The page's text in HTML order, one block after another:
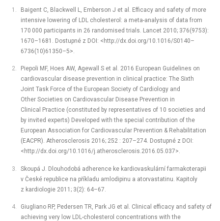
Baigent C, Blackwell L, Emberson J et al. Efficacy and safety of more
intensive lowering of LDL cholesterol: a meta-analysis of data from
170 000 participants in 26 randomised trials. Lancet 2010; 376(9753):
1670–1681. Dostupné z DOI: <http://dx.doi.org/10.1016/S0140–
6736(10)61350–5>.
Piepoli MF, Hoes AW, Agewall S et al. 2016 European Guidelines on
cardiovascular disease prevention in clinical practice: The Sixth
Joint Task Force of the European Society of Cardiology and
Other Societies on Cardiovascular Disease Prevention in
Clinical Practice (constituted by representatives of 10 societies and
by invited experts) Developed with the special contribution of the
European Association for Cardiovascular Prevention & Rehabilitation
(EACPR). Atherosclerosis 2016; 252 : 207–274. Dostupné z DOI:
<http://dx.doi.org/10.1016/j.atherosclerosis.2016.05.037>.
Skoupá J. Dlouhodobá adherence ke kardiovaskulární farmakoterapii
v České republice na příkladu amlodipinu a atorvastatinu. Kapitoly
z kardiologie 2011; 3(2): 64–67.
Giugliano RP, Pedersen TR, Park JG et al. Clinical efficacy and safety of
achieving very low LDL-cholesterol concentrations with the